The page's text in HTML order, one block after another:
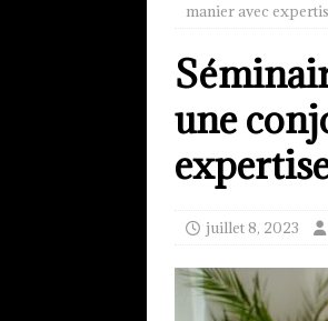
manier avec
une
juillet 8, 2023